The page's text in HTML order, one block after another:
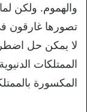
والهموم. ولكن
تصورها غارقون
لا يمكن حل
الممتلكات
المكسورة